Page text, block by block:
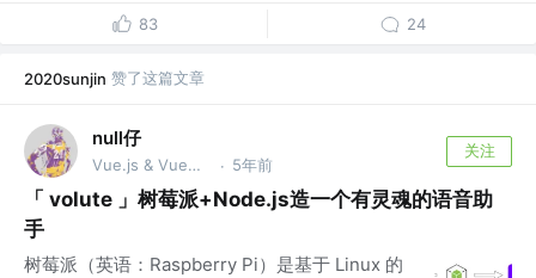
83 24
2020sunjin 赞了这篇文章
null仔
Vue.js & VueUse团队成员、开源爱好者 · 5年前
关注
「 volute 」树莓派+Node.js造一个有灵魂的语音助
手
树莓派（英语：Raspberry Pi）是基于 Linux 的